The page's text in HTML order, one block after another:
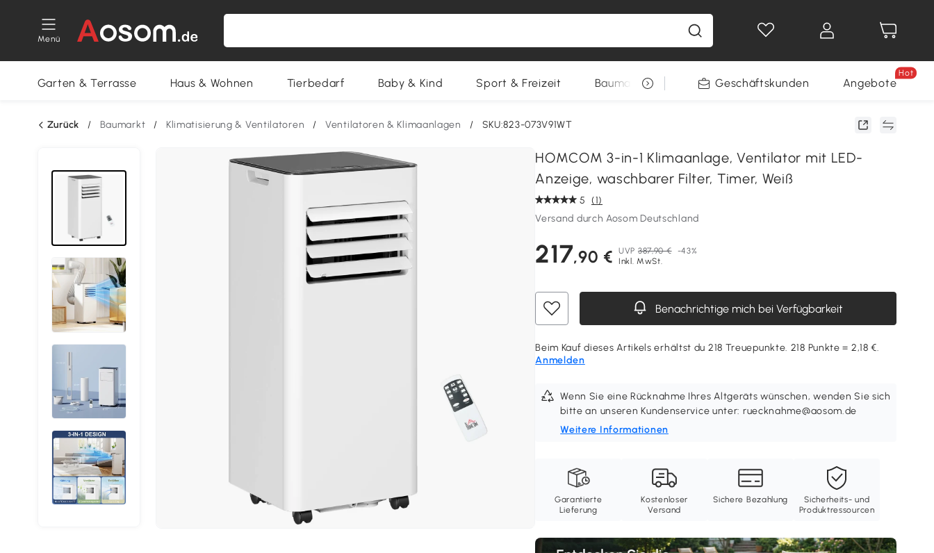
Menü
Gewinnspiele
Garten & Terrasse Haus & Wohnen Tierbedarf Baby & Kind Sport & Freizeit Baumarkt RestpostenGeschäftskunden Angebote
Hot
Zurück / Baumarkt / Klimatisierung & Ventilatoren / Ventilatoren & Klimaanlagen / SKU:823-073V91WT
HOMCOM 3-in-1 Klimaanlage, Ventilator mit LED-
Anzeige, waschbarer Filter, Timer, Weiß
5 (1)
Versand durch Aosom Deutschland
217,90 € UVP 387,90 €
-43%
Inkl. MwSt.
Benachrichtige mich bei Verfügbarkeit
Beim Kauf dieses Artikels erhältst du 218 Treuepunkte. 218 Punkte = 2,18 €.
Anmelden
Wenn Sie eine Rücknahme Ihres Altgeräts wünschen, wenden Sie sich
bitte an unseren Kundenservice unter: ruecknahme@aosom.de
Weitere Informationen
Garantierte
Lieferung
Kostenloser
Versand
Sichere Bezahlung
Sicherheits- und
Produktressourcen